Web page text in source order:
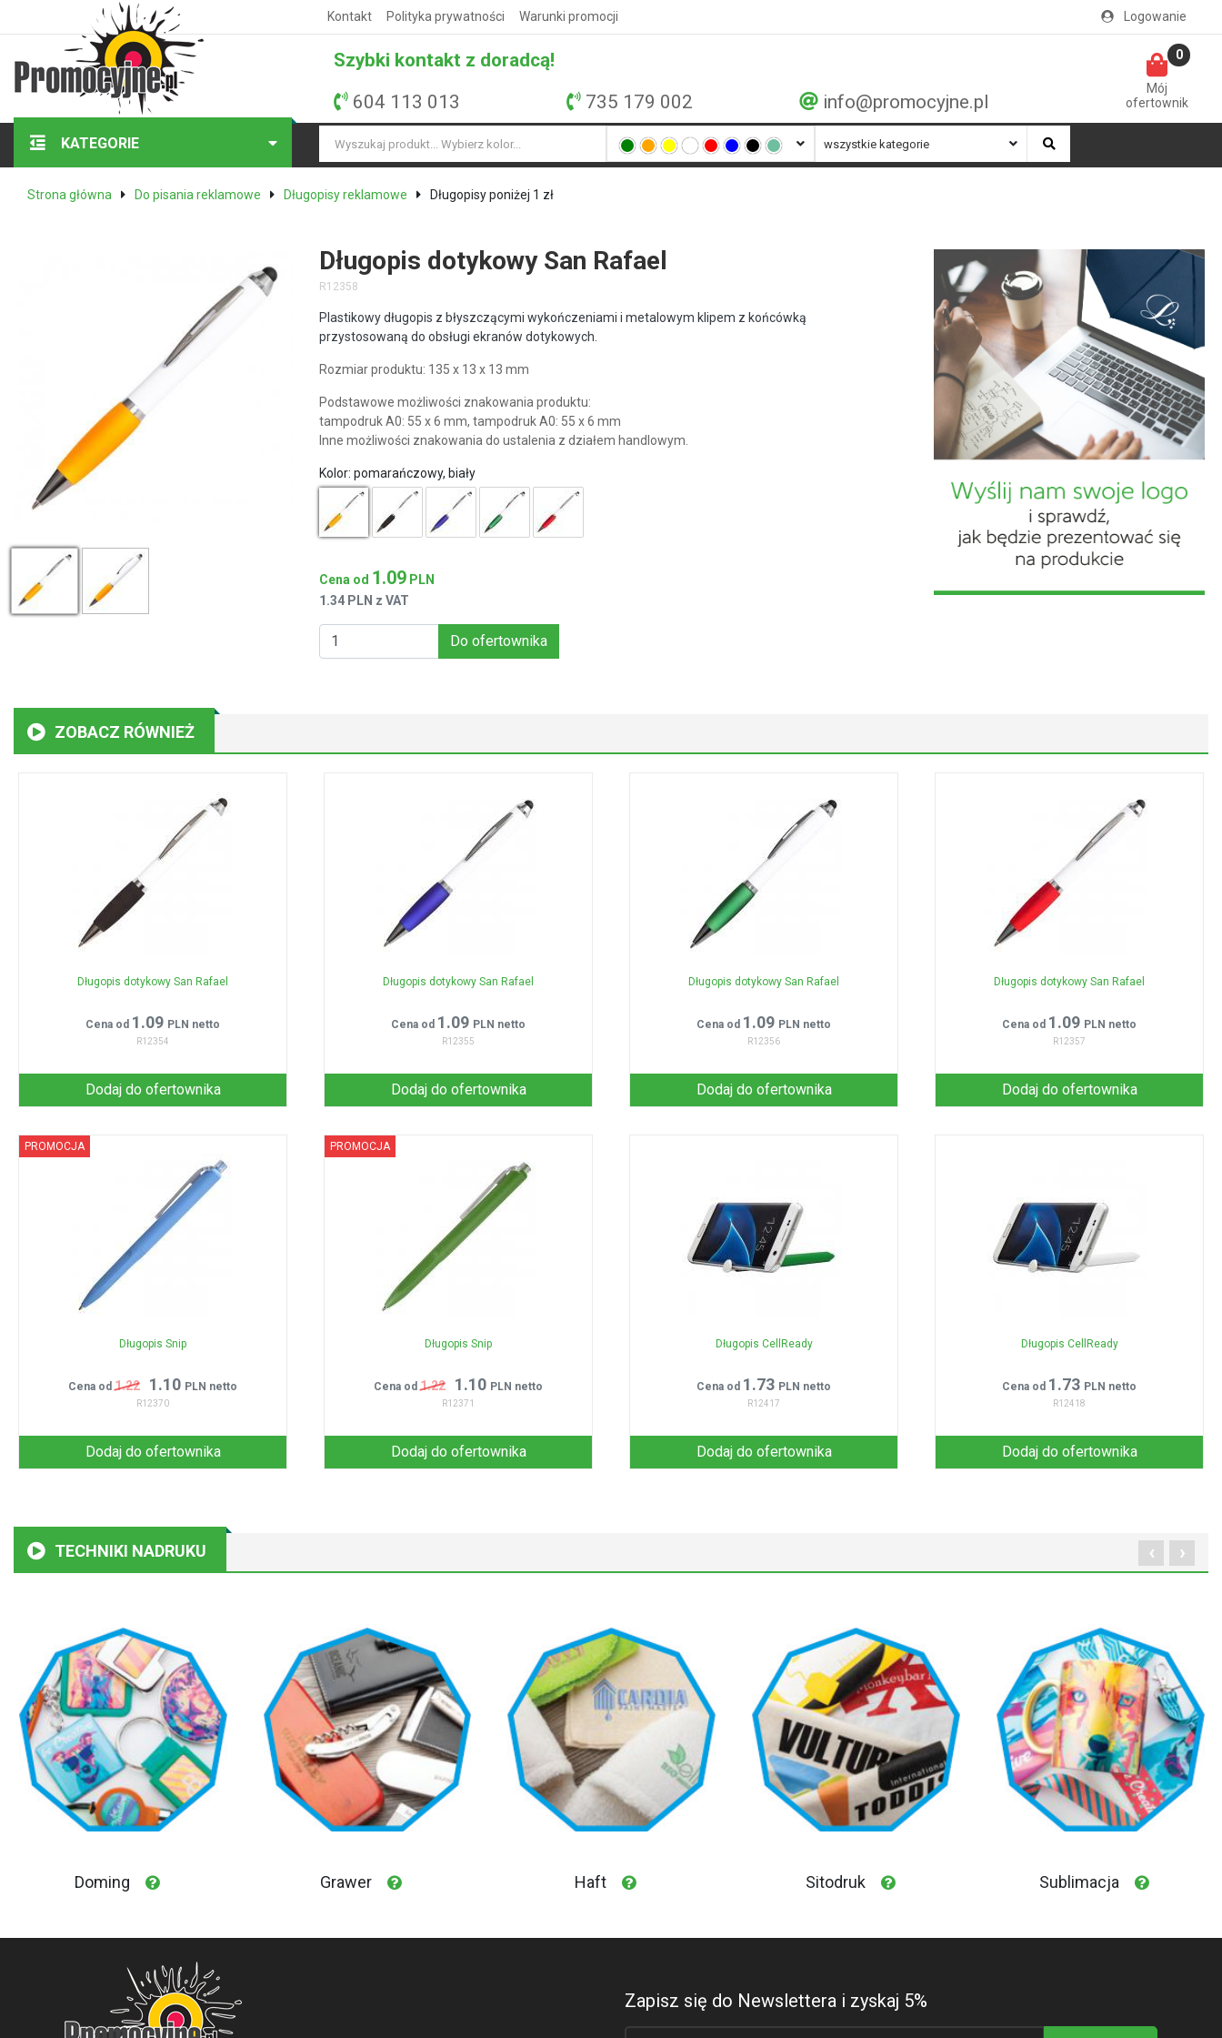
Kontakt Polityka prywatności Warunki promocji Logowanie
Szybki kontakt z doradcą!
604 113 013
735 179 002 info@promocyjne.pl
Mój
ofertownik
0
KATEGORIE
Strona główna Do pisania reklamowe Długopisy reklamowe Długopisy poniżej 1 zł
Długopis dotykowy San Rafael
R12358
Plastikowy długopis z błyszczącymi wykończeniami i metalowym klipem z końcówką
przystosowaną do obsługi ekranów dotykowych.
Rozmiar produktu: 135 x 13 x 13 mm
Podstawowe możliwości znakowania produktu:
tampodruk A0: 55 x 6 mm, tampodruk A0: 55 x 6 mm
Inne możliwości znakowania do ustalenia z działem handlowym.
Kolor: pomarańczowy, biały
Cena od 1.09 PLN
1.34 PLN z VAT
Do ofertownika
ZOBACZ RÓWNIEŻ
Długopis dotykowy San Rafael
Cena od 1.09 PLN netto
R12354
Dodaj do ofertownika
Długopis dotykowy San Rafael
Cena od 1.09 PLN netto
R12355
Dodaj do ofertownika
Długopis dotykowy San Rafael
Cena od 1.09 PLN netto
R12356
Dodaj do ofertownika
Długopis dotykowy San Rafael
Cena od 1.09 PLN netto
R12357
Dodaj do ofertownika
PROMOCJA
Długopis Snip
Cena od 1.22 1.10 PLN netto
R12370
Dodaj do ofertownika
PROMOCJA
Długopis Snip
Cena od 1.22 1.10 PLN netto
R12371
Dodaj do ofertownika
Długopis CellReady
Cena od 1.73 PLN netto
R12417
Dodaj do ofertownika
Długopis CellReady
Cena od 1.73 PLN netto
R12418
Dodaj do ofertownika
TECHNIKI NADRUKU
Doming Grawer Haft Sitodruk Sublimacja
‹ ›
Zapisz się do Newslettera i zyskaj 5%